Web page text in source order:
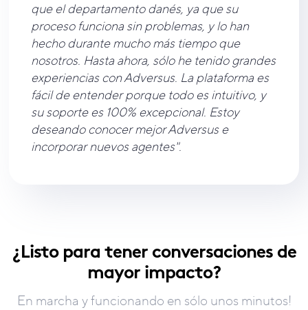
que el departamento danés, ya que su
proceso funciona sin problemas, y lo han
hecho durante mucho más tiempo que
nosotros. Hasta ahora, sólo he tenido grandes
experiencias con Adversus. La plataforma es
fácil de entender porque todo es intuitivo, y
su soporte es 100% excepcional. Estoy
deseando conocer mejor Adversus e
incorporar nuevos agentes".
¿Listo para tener conversaciones de
mayor impacto?
En marcha y funcionando en sólo unos minutos!